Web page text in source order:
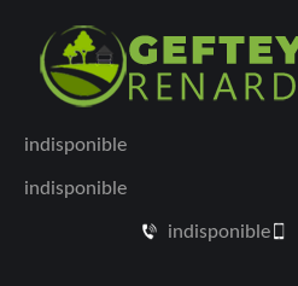
indisponible
indisponible
indisponible